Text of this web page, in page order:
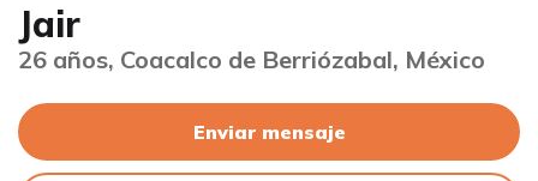
Jair
26 años, Coacalco de Berriózabal, México
Enviar mensaje